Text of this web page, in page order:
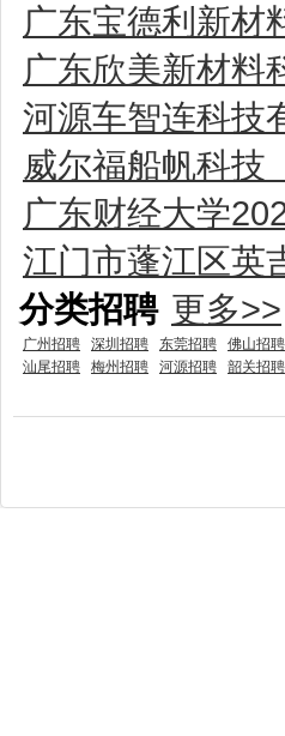
广东宝德利新材
广东欣美新材料
河源车智连科技
威尔福船帆科技
广东财经大学
江门市蓬江区英
分类招聘 更多>>
广州招聘 深圳招聘 东莞招聘 佛山招聘
汕尾招聘
梅州招聘 河源招聘 韶关招聘